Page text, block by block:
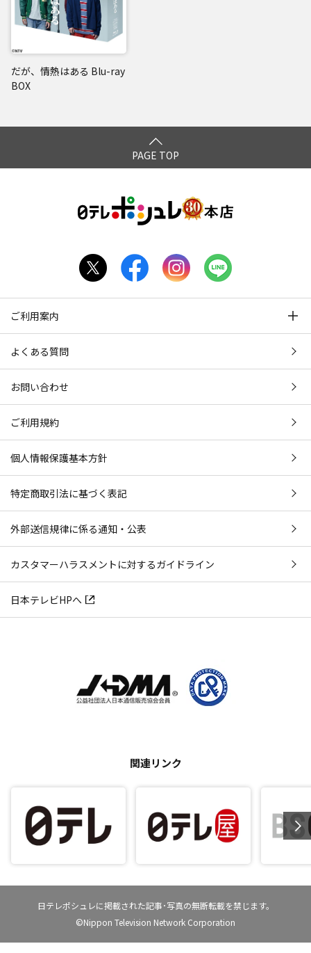
だが、情熱はある Blu-ray
BOX
PAGE TOP
ご利用案内
よくある質問
お問い合わせ
ご利用規約
個人情報保護基本方針
特定商取引法に基づく表記
外部送信規律に係る通知・公表
カスタマーハラスメントに対するガイドライン
日本テレビHPへ
関連リンク
日テレポシュレに掲載された記事･写真の無断転載を禁じます。
©Nippon Television Network Corporation